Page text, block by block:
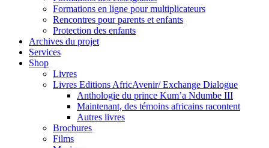
Formations en ligne pour multiplicateurs
Rencontres pour parents et enfants
Protection des enfants
Archives du projet
Services
Shop
Livres
Livres Editions AfricAvenir/ Exchange Dialogue
Anthologie du prince Kum’a Ndumbe III
Maintenant, des témoins africains racontent
Autres livres
Brochures
Films